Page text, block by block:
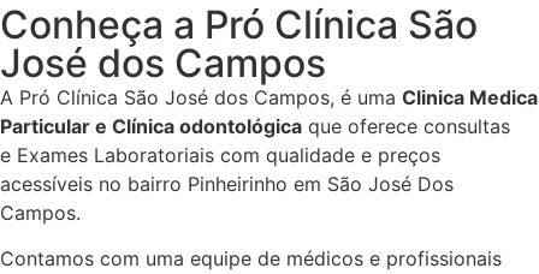
Conheça a Pró Clínica São
José dos Campos
A Pró Clínica São José dos Campos, é uma Clinica Medica
Particular e Clínica odontológica que oferece consultas
e Exames Laboratoriais com qualidade e preços
acessíveis no bairro Pinheirinho em São José Dos
Campos.
Contamos com uma equipe de médicos e profissionais